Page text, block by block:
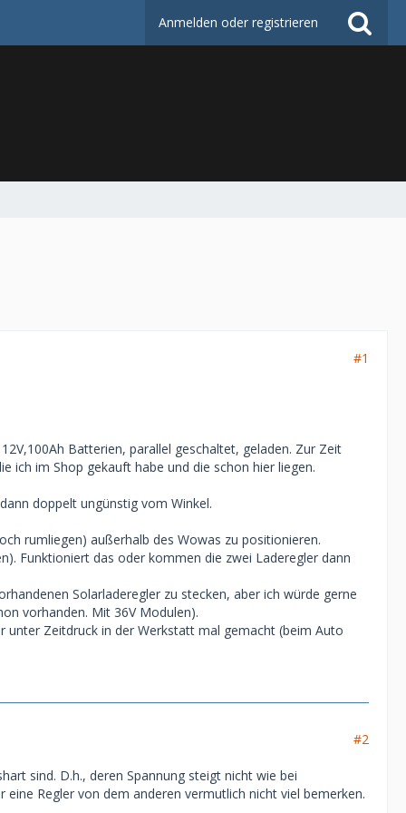
Anmelden oder registrieren
#1
Batterien, parallel geschaltet, geladen. Zur Zeit
ich im Shop gekauft habe und die schon hier liegen.
doppelt ungünstig vom Winkel.
rumliegen) außerhalb des Wowas zu positionieren.
Funktioniert das oder kommen die zwei Laderegler dann
Solarladeregler zu stecken, aber ich würde gerne
vorhanden. Mit 36V Modulen).
Zeitdruck in der Werkstatt mal gemacht (beim Auto
#2
sind. D.h., deren Spannung steigt nicht wie bei
Regler von dem anderen vermutlich nicht viel bemerken.